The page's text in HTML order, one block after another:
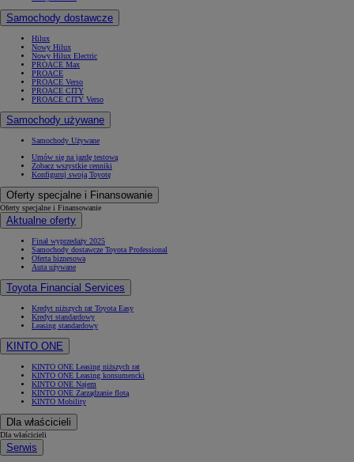
Samochody dostawcze
Hilux
Nowy Hilux
Nowy Hilux Electric
PROACE Max
PROACE
PROACE Verso
PROACE CITY
PROACE CITY Verso
Samochody używane
Samochody Używane
Umów się na jazdę testową
Zobacz wszystkie cenniki
Konfiguruj swoją Toyotę
Oferty specjalne i Finansowanie
Oferty specjalne i Finansowanie
Aktualne oferty
Finał wyprzedaży 2025
Samochody dostawcze Toyota Professional
Oferta biznesowa
Auta używane
Toyota Financial Services
Kredyt niższych rat Toyota Easy
Kredyt standardowy
Leasing standardowy
KINTO ONE
KINTO ONE Leasing niższych rat
KINTO ONE Leasing konsumencki
KINTO ONE Najem
KINTO ONE Zarządzanie flotą
KINTO Mobility
Dla właścicieli
Dla właścicieli
Serwis